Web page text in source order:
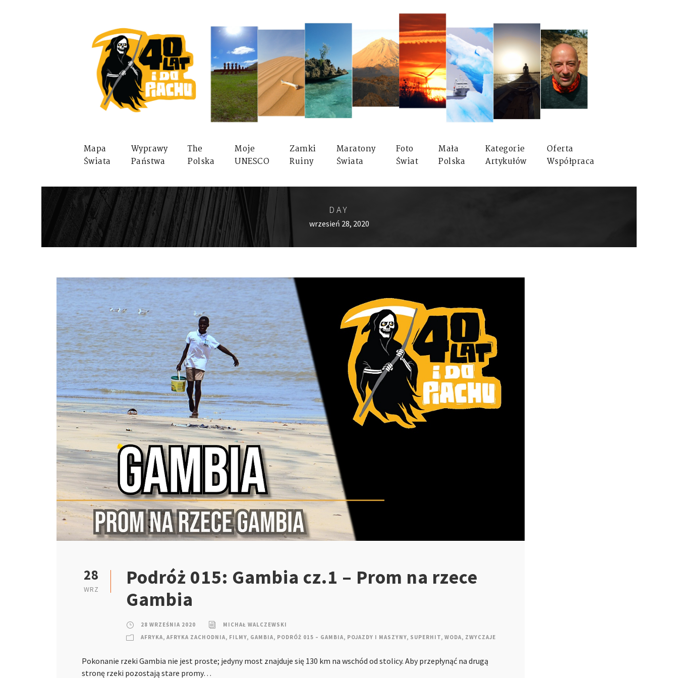
Mapa
Świata
Wyprawy
Państwa
The
Polska
Moje
UNESCO
Zamki
Ruiny
Maratony
Świata
Foto
Świat
Mała
Polska
Kategorie
Artykułów
Oferta
Współpraca
DAY
wrzesień 28, 2020
28
WRZ
Podróż 015: Gambia cz.1 – Prom na rzece
Gambia
28 WRZEŚNIA 2020
MICHAŁ WALCZEWSKI
AFRYKA, AFRYKA ZACHODNIA, FILMY, GAMBIA, PODRÓŻ 015 – GAMBIA, POJAZDY I MASZYNY, SUPERHIT, WODA, ZWYCZAJE
Pokonanie rzeki Gambia nie jest proste; jedyny most znajduje się 130 km na wschód od stolicy. Aby przepłynąć na drugą
stronę rzeki pozostają stare promy…